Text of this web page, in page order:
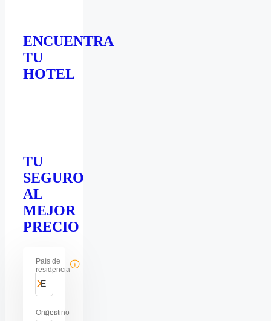
ENCUENTRA
TU
HOTEL
TU
SEGURO
AL
MEJOR
PRECIO
País de
residencia
España
Origen
Destino